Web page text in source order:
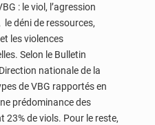
: le viol, l’agression
le déni de ressources,
les violences
Selon le Bulletin
nationale de la
de VBG rapportés en
prédominance des
23% de viols. Pour le reste,